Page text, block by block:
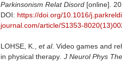
Parkinsonism Relat Disord [online].
DOI: https://doi.org/10.1016/
journal.com/article/S1353-
LOHSE, K., et al. Video games and
in physical therapy . J Neurol Phys